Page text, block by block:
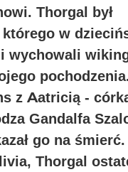
Thorgal był
którego w
wychowali
z Aatricią -
Gandalfa
go na
Thorgal